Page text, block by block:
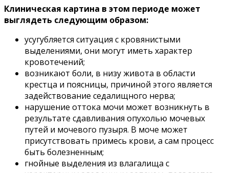
Клиническая картина в этом периоде может
выглядеть следующим образом:
усугубляется ситуация с кровянистыми
выделениями, они могут иметь характер
кровотечений;
возникают боли, в низу живота в области
крестца и поясницы, причиной этого является
задействование седалищного нерва;
нарушение оттока мочи может возникнуть в
результате сдавливания опухолью мочевых
путей и мочевого пузыря. В моче может
присутствовать примесь крови, а сам процесс
быть болезненным;
гнойные выделения из влагалища с